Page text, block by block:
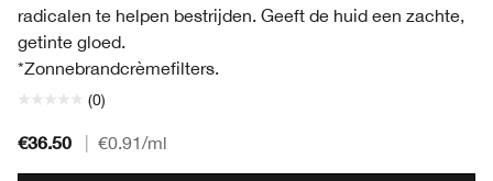
radicalen te helpen bestrijden. Geeft de huid een zachte,
getinte gloed.
*Zonnebrandcrèmefilters.
(0)
€36.50 €0.91/ml